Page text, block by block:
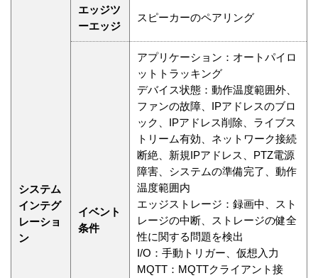
システム
インテグ
レーショ
ン
エッジツ
ーエッジ
スピーカーのペアリング
イベント
条件
アプリケーション：オートパイロ
ットトラッキング
デバイス状態：動作温度範囲外、
ファンの故障、IPアドレスのブロ
ック、IPアドレス削除、ライブス
トリーム有効、ネットワーク接続
断絶、新規IPアドレス、PTZ電源
障害、システムの準備完了、動作
温度範囲内
エッジストレージ：録画中、スト
レージの中断、ストレージの健全
性に関する問題を検出
I/O：手動トリガー、仮想入力
MQTT：MQTTクライアント接